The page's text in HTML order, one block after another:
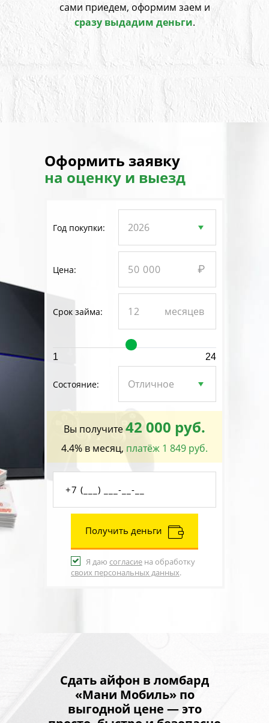
сами приедем, оформим заем и
сразу выдадим деньги.
Оформить заявку
на оценку и выезд
Год покупки:
Цена:
Срок займа:
1 24
Состояние:
Вы получите42 000 руб.
4.4% в месяц, платёж 1 849 руб.
Получить деньги
Я даю согласие на обработку
своих персональных данных.
Сдать айфон в ломбард
«Мани Мобиль» по
выгодной цене — это